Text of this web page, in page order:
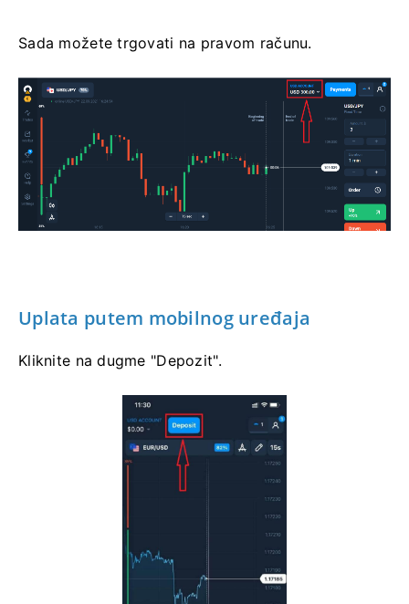
Sada možete trgovati na pravom računu.
Uplata putem mobilnog uređaja
Kliknite na dugme "Depozit".